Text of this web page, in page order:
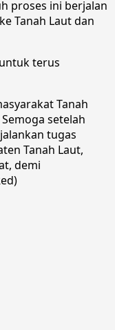
proses ini berjalan
Tanah Laut dan
terus
Tanah
setelah
tugas
Tanah Laut,
demi